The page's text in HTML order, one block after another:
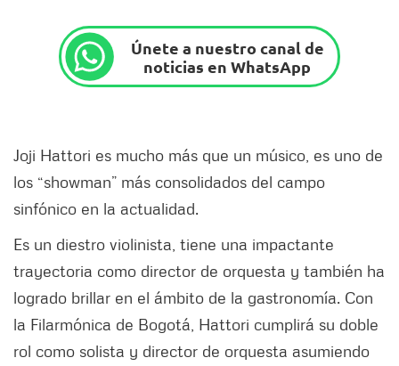
Únete a nuestro canal de
noticias en WhatsApp
Joji Hattori es mucho más que un músico, es uno de
los “showman” más consolidados del campo
sinfónico en la actualidad.
Es un diestro violinista, tiene una impactante
trayectoria como director de orquesta y también ha
logrado brillar en el ámbito de la gastronomía. Con
la Filarmónica de Bogotá, Hattori cumplirá su doble
rol como solista y director de orquesta asumiendo